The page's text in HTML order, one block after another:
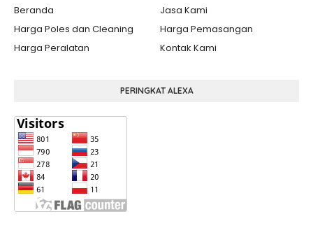
Beranda
Jasa Kami
Harga Poles dan Cleaning
Harga Pemasangan
Harga Peralatan
Kontak Kami
PERINGKAT ALEXA